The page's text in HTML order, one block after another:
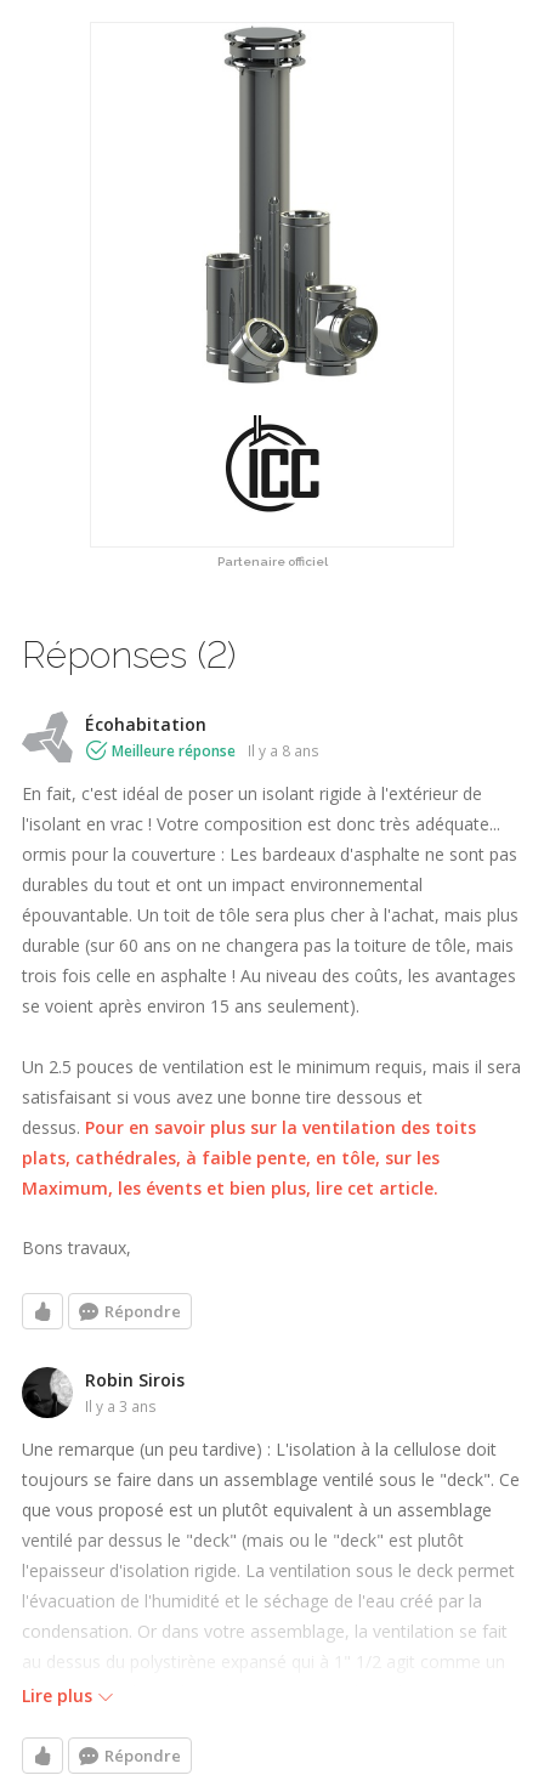
Partenaire officiel
Réponses (2)
Écohabitation
Meilleure réponse il y a 8 ans
En fait, c'est idéal de poser un isolant rigide à l'extérieur de
l'isolant en vrac ! Votre composition est donc très adéquate...
ormis pour la couverture : Les bardeaux d'asphalte ne sont pas
durables du tout et ont un impact environnemental
épouvantable. Un toit de tôle sera plus cher à l'achat, mais plus
durable (sur 60 ans on ne changera pas la toiture de tôle, mais
trois fois celle en asphalte ! Au niveau des coûts, les avantages
se voient après environ 15 ans seulement).
Un 2.5 pouces de ventilation est le minimum requis, mais il sera
satisfaisant si vous avez une bonne tire dessous et
dessus. Pour en savoir plus sur la ventilation des toits
plats, cathédrales, à faible pente, en tôle, sur les
Maximum, les évents et bien plus, lire cet article.
Bons travaux,
Répondre
Robin Sirois
il y a 3 ans
Une remarque (un peu tardive) : L'isolation à la cellulose doit
toujours se faire dans un assemblage ventilé sous le "deck". Ce
que vous proposé est un plutôt equivalent à un assemblage
ventilé par dessus le "deck" (mais ou le "deck" est plutôt
l'epaisseur d'isolation rigide. La ventilation sous le deck permet
l'évacuation de l'humidité et le séchage de l'eau créé par la
condensation. Or dans votre assemblage, la ventilation se fait
au dessus du polystirène expansé qui à 1" 1/2 agit comme un
"vapour retarder". L'humidité se retrouve donc dans un
cette épaisseur de polystirène n'est pas sufisante pour garder
Lire plus
Répondre